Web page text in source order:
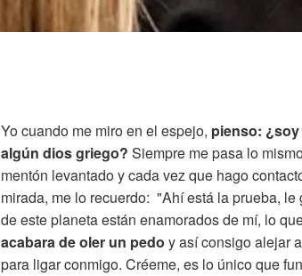
Yo cuando me miro en el espejo, pienso:
algún dios griego? Siempre me pasa lo
mentón levantado y cada vez que hago
mirada, me lo recuerdo: "Ahí está la prueba,
de este planeta están enamorados de mí, lo
acabara de oler un pedo y así consigo alejar
para ligar conmigo. Créeme, es lo único que